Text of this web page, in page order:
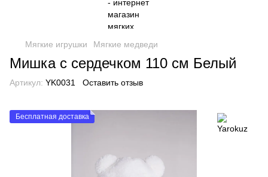
Мягкие игрушки Мягкие медведи
Мишка с сердечком 110 см Белый
Артикул: YK0031 Оставить отзыв
Бесплатная доставка